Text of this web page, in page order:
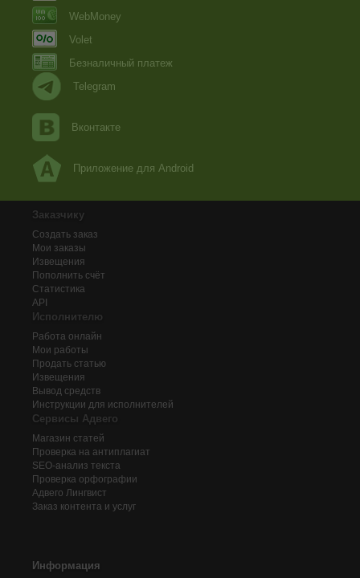
WebMoney
Volet
Безналичный платеж
Telegram
Вконтакте
Приложение для Android
Заказчику
Создать заказ
Мои заказы
Извещения
Пополнить счёт
Статистика
API
Исполнителю
Работа онлайн
Мои работы
Продать статью
Извещения
Вывод средств
Инструкции для исполнителей
Сервисы Адвего
Магазин статей
Проверка на антиплагиат
SEO-анализ текста
Проверка орфографии
Адвего Лингвист
Заказ контента и услуг
Информация